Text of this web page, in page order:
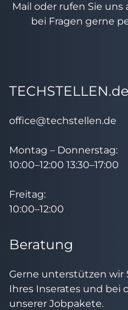
Mail oder rufen Sie
bei Fragen gerne
TECHSTELLEN.de
office@techstellen.de
Montag – Donnerstag:
10:00–12:00 13:30–17:00
Freitag:
10:00–12:00
Beratung
Gerne unterstützen wir
Ihres Inserates und bei
unserer Jobpakete.